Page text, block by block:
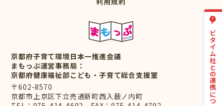
京都府子育て環境日本一推進会議
まもっぷ運営事務局：
京都府健康福祉部こども・子育て総合支援室
〒602-8570
京都市上京区下立売通新町西入薮ノ内町
ナビタイム社との連携について